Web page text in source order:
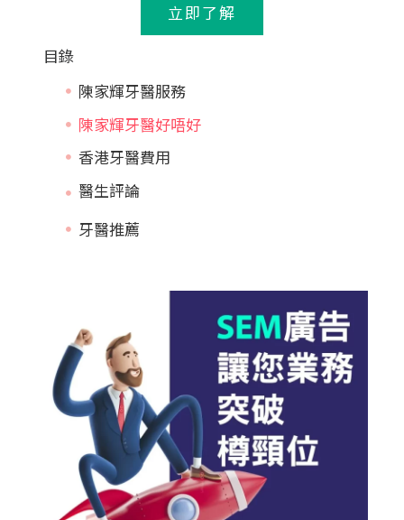
立即了解
目錄
陳家輝牙醫服務
陳家輝牙醫好唔好
香港牙醫費用
牙醫推薦